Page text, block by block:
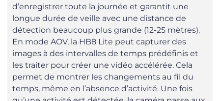
d’enregistrer toute la journée et garantit une
longue durée de veille avec une distance de
détection beaucoup plus grande (12-25 mètres).
En mode AOV, la HB8 Lite peut capturer des
images à des intervalles de temps prédéfinis et
les traiter pour créer une vidéo accélérée. Cela
permet de montrer les changements au fil du
temps, même en l’absence d’activité. Une fois